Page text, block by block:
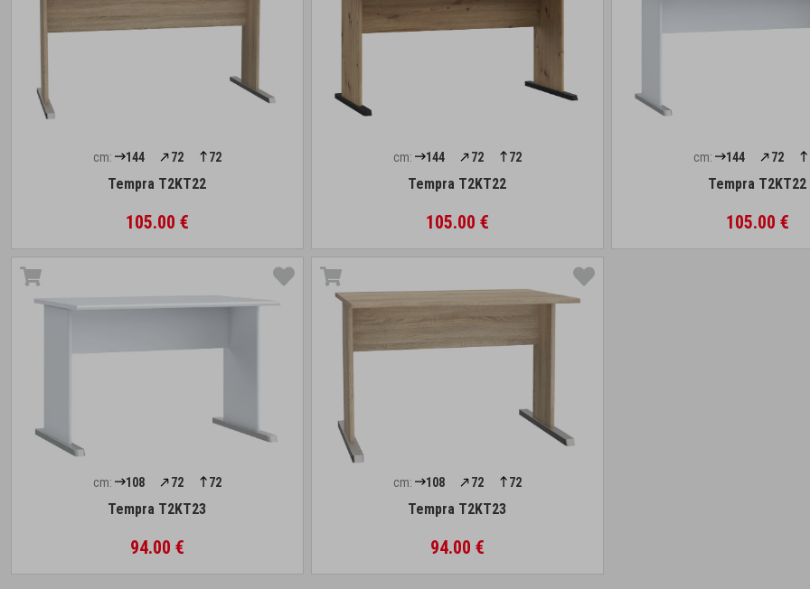
cm: 144 72 72
Tempra T2KT22
105.00 €
cm: 144 72 72
Tempra T2KT22
105.00 €
cm: 144 72
Tempra T2KT22
105.00 €
cm: 108 72 72
Tempra T2KT23
94.00 €
cm: 108 72 72
Tempra T2KT23
94.00 €